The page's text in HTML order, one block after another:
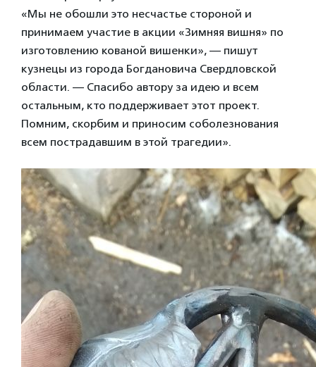
«Мы не обошли это несчастье стороной и
принимаем участие в акции «Зимняя вишня» по
изготовлению кованой вишенки», — пишут
кузнецы из города Богдановича Свердловской
области. — Спасибо автору за идею и всем
остальным, кто поддерживает этот проект.
Помним, скорбим и приносим соболезнования
всем пострадавшим в этой трагедии».